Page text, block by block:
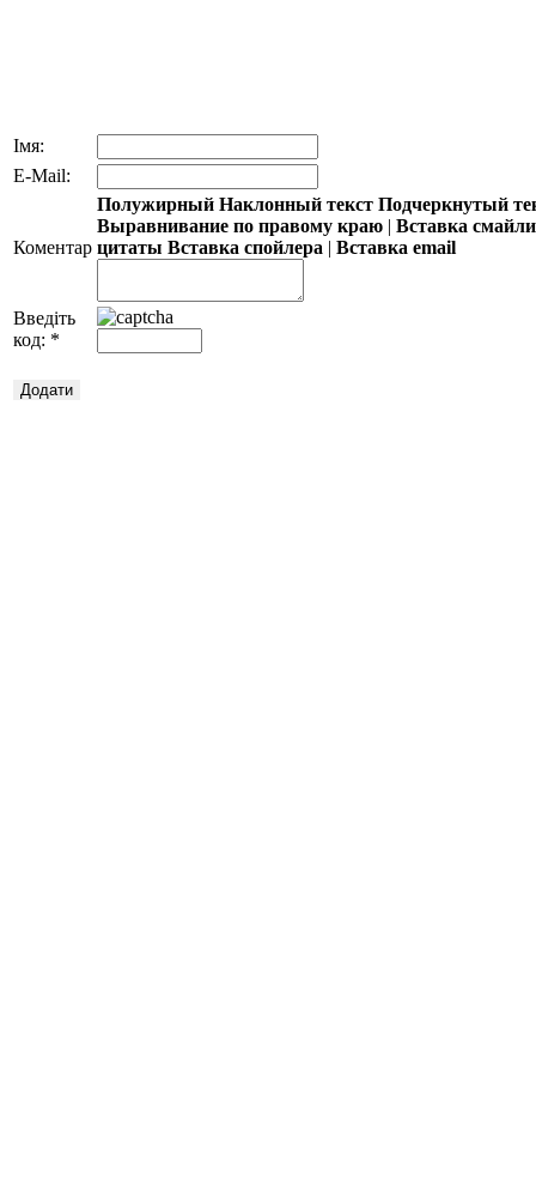
Імя:
E-Mail:
Коментар
Полужирный Наклонный текст Подчеркнутый
Выравнивание по правому краю | Вставка
цитаты Вставка спойлера | Вставка email
Введіть
код: *